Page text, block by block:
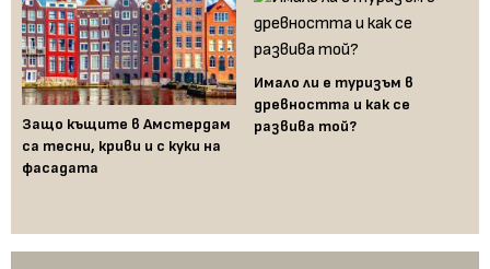
Защо къщите в Амстердам
са тесни, криви и с куки на
фасадата
Имало ли е туризъм в
древността и как се
развива той?